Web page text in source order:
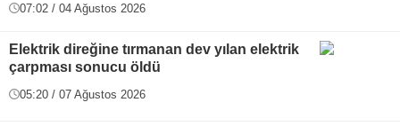
07:02 / 04 Ağustos 2026
Elektrik direğine tırmanan dev yılan elektrik
çarpması sonucu öldü
05:20 / 07 Ağustos 2026